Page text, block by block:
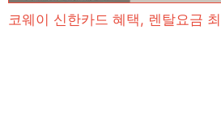
코웨이 신한카드 혜택, 렌탈요금